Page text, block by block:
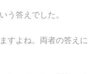
う答えでした。
すよね。両者の答えに